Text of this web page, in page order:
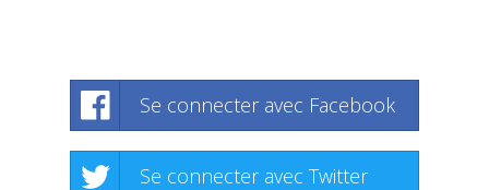
Se connecter avec Facebook
Se connecter avec Twitter